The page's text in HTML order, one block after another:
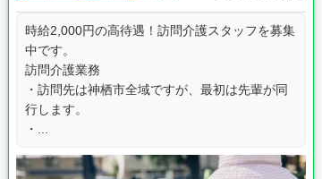
時給2,000円の高待遇！訪問介護スタッフを募集
中です。
訪問介護業務
・訪問先は神栖市全域ですが、最初は先輩が同
行します。
・...